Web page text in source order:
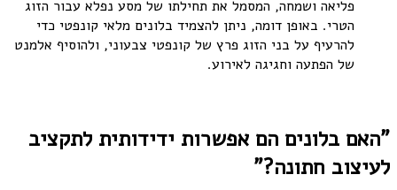
פליאה ושמחה, המסמל את תחילתו של מסע נפלא עבור הזוג
הטרי. באופן דומה, ניתן להצמיד בלונים מלאי קונפטי כדי
להרעיף על בני הזוג פרץ של קונפטי צבעוני, ולהוסיף אלמנט
של הפתעה וחגיגה לאירוע.
"האם בלונים הם אפשרות ידידותית לתקציב
לעיצוב חתונה?"